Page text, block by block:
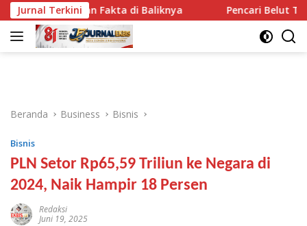
Langsung
ke
konten
Jurnal Terkini
dan Fakta di Baliknya Pencari Belut Tewas di Pinggir
Beranda Business Bisnis
Bisnis
PLN Setor Rp65,59 Triliun ke Negara di
2024, Naik Hampir 18 Persen
Redaksi
Juni 19, 2025